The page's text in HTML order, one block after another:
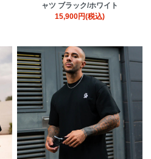
ャツ ブラック/ホワイト
15,900円(税込)